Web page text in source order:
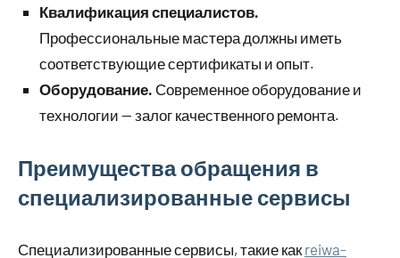
Квалификация специалистов.
Профессиональные мастера должны иметь
соответствующие сертификаты и опыт.
Оборудование. Современное оборудование и
технологии — залог качественного ремонта.
Преимущества обращения в
специализированные сервисы
Специализированные сервисы, такие какreiwa-